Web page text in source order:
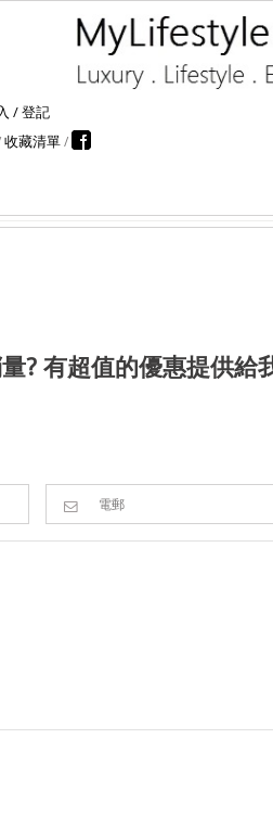
/登記
收藏清單
? 有超值的優惠提供給